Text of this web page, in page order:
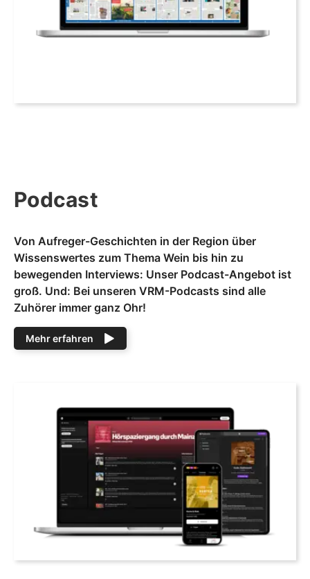
Podcast
Von Aufreger-Geschichten in der Region über
Wissenswertes zum Thema Wein bis hin zu
bewegenden Interviews: Unser Podcast-Angebot ist
groß. Und: Bei unseren VRM-Podcasts sind alle
Zuhörer immer ganz Ohr!
Mehr erfahren